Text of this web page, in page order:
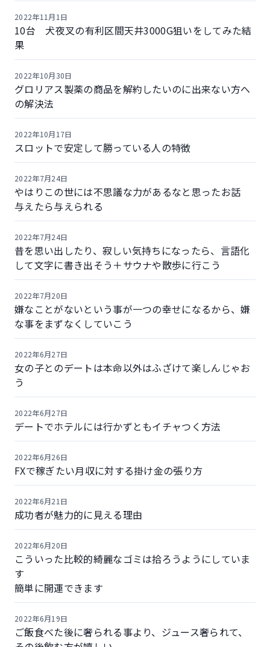
10台 犬夜叉の有利区間天井3000G狙いをしてみた結
果
2022年11月1日
グロリアス製薬の商品を解約したいのに出来ない方へ
の解決法
2022年10月30日
スロットで安定して勝っている人の特徴
2022年10月17日
やはりこの世には不思議な力があるなと思ったお話
与えたら与えられる
2022年7月24日
昔を思い出したり、寂しい気持ちになったら、言語化
して文字に書き出そう＋サウナや散歩に行こう
2022年7月24日
嫌なことがないという事が一つの幸せになるから、嫌
な事をまずなくしていこう
2022年7月20日
女の子とのデートは本命以外はふざけて楽しんじゃお
う
2022年6月27日
デートでホテルには行かずともイチャつく方法
2022年6月27日
FXで稼ぎたい月収に対する掛け金の張り方
2022年6月26日
成功者が魅力的に見える理由
2022年6月21日
こういった比較的綺麗なゴミは拾ろうようにしていま
す
簡単に開運できます
2022年6月20日
ご飯食べた後に奢られる事より、ジュース奢られて、
2022年6月19日